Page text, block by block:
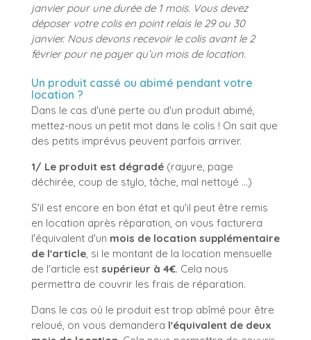
janvier pour une durée de 1 mois. Vous devez
déposer votre colis en point relais le 29 ou 30
janvier. Nous devons recevoir le colis avant le 2
février pour ne payer qu’un mois de location.
Un produit cassé ou abimé pendant votre
location ?
Dans le cas d'une perte ou d'un produit abimé,
mettez-nous un petit mot dans le colis ! On sait que
des petits imprévus peuvent parfois arriver.
1/ Le produit est dégradé (rayure, page
déchirée, coup de stylo, tâche, mal nettoyé ...)
S'il est encore en bon état et qu'il peut être remis
en location après réparation, on vous facturera
l'équivalent d'un mois de location supplémentaire
de l'article, si le montant de la location mensuelle
de l'article est supérieur à 4€. Cela nous
permettra de couvrir les frais de réparation.
Dans le cas où le produit est trop abîmé pour être
reloué, on vous demandera l'équivalent de deux